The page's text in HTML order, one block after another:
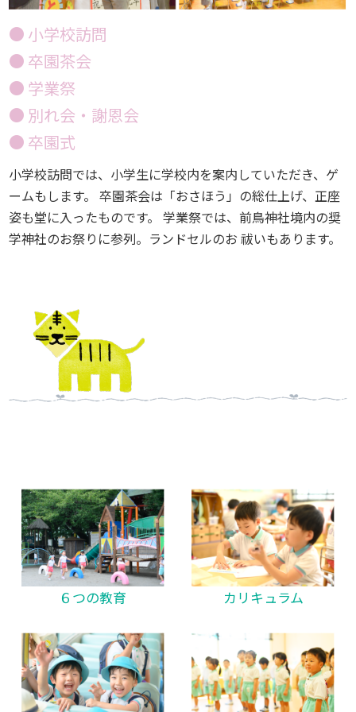
● 小学校訪問
● 卒園茶会
● 学業祭
● 別れ会・謝恩会
● 卒園式
小学校訪問では、小学生に学校内を案内していただき、ゲ
ームもします。 卒園茶会は「おさほう」の総仕上げ、正座
姿も堂に入ったものです。 学業祭では、前鳥神社境内の奨
学神社のお祭りに参列。ランドセルのお 祓いもあります。
６つの教育 カリキュラム